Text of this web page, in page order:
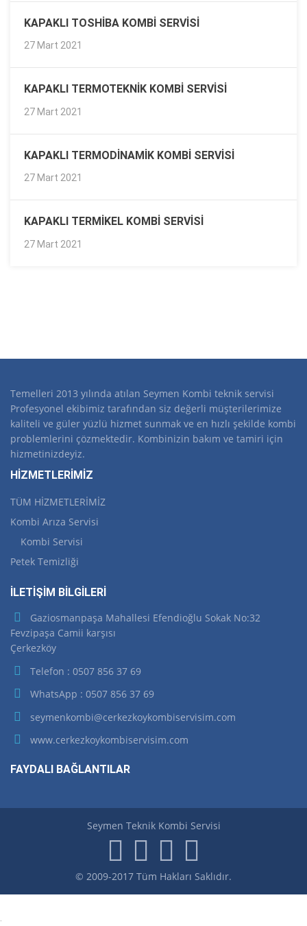
KAPAKLI TOSHIBA KOMBI SERVISI
27 Mart 2021
KAPAKLI TERMOTEKNIK KOMBI SERVISI
27 Mart 2021
KAPAKLI TERMODINAMIK KOMBI SERVISI
27 Mart 2021
KAPAKLI TERMIKEL KOMBI SERVISI
27 Mart 2021
Temelleri 2013 yılında atılan Seymen Kombi teknik servisi
Profesyonel ekibimiz tarafından siz değerli müşterilerimize
kaliteli ve güler yüzlü hizmet sunmak ve en hızlı şekilde kombi
problemlerini çözmektedir. Kombinizin bakım ve tamiri için
hizmetinizdeyiz.
HİZMETLERİMİZ
TÜM HİZMETLERİMİZ
Kombi Arıza Servisi
Kombi Servisi
Petek Temizliği
İLETİŞİM BİLGİLERİ
Gaziosmanpaşa Mahallesi Efendioğlu Sokak No:32
Fevzipaşa Camii karşısı
Çerkezköy
Telefon : 0507 856 37 69
WhatsApp : 0507 856 37 69
seymenkombi@cerkezkoykombiservisim.com
www.cerkezkoykombiservisim.com
FAYDALI BAĞLANTILAR
Seymen Teknik Kombi Servisi
© 2009-2017 Tüm Hakları Saklıdır.